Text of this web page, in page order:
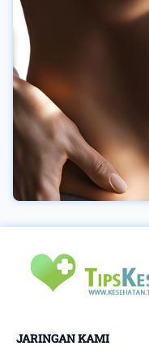
hari.Pengalaman
NyamanSelain
konten premium,
pengalaman
Dukungan kualitas
terlihat lebih
gangguan iklan
cerita maupun
fokus.Kombinasi
memberikan
melalui layanan
semakin banyak
mereka.Bagi
olahraga, layanan
luang dengan
JARINGAN KAMI